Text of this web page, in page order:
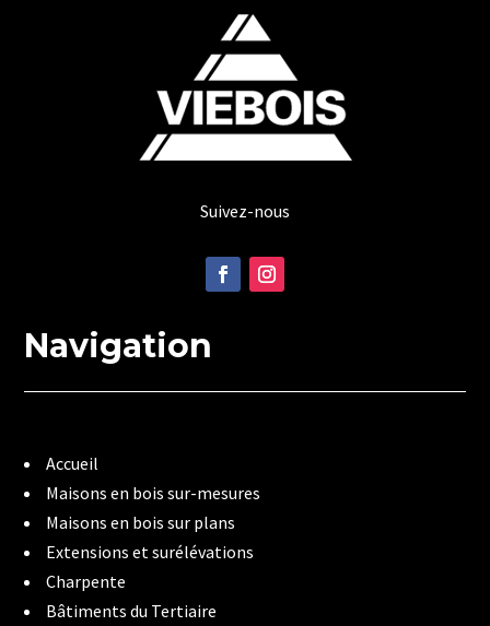
Suivez-nous
Navigation
Accueil
Maisons en bois sur-mesures
Maisons en bois sur plans
Extensions et surélévations
Charpente
Bâtiments du Tertiaire